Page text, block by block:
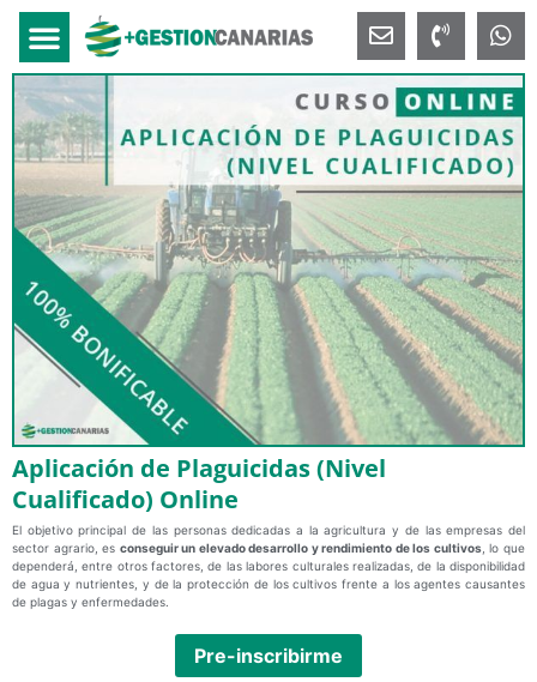
Aplicación de Plaguicidas (Nivel
Cualificado) Online
El objetivo principal de las personas dedicadas a la agricultura y de las empresas del
sector agrario, es conseguir un elevado desarrollo y rendimiento de los cultivos, lo que
dependerá, entre otros factores, de las labores culturales realizadas, de la disponibilidad
de agua y nutrientes, y de la protección de los cultivos frente a los agentes causantes
de plagas y enfermedades.
Pre-inscribirme